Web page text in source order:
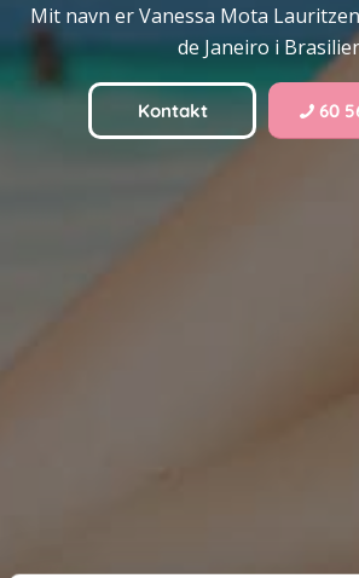
Mit navn er Vanessa Mota
de Janeiro i
Kontakt 60